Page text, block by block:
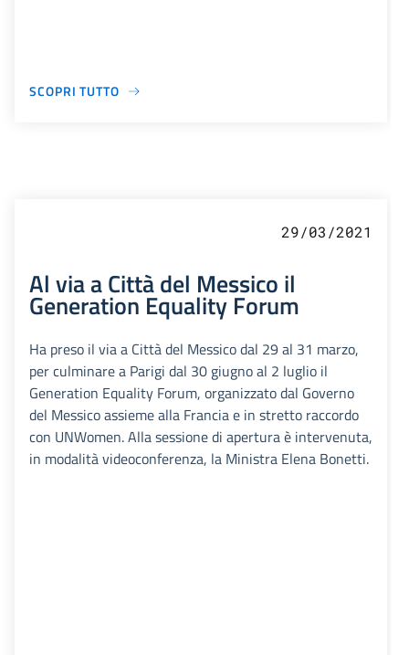
SCOPRI TUTTO
29/03/2021
Al via a Città del Messico il
Generation Equality Forum
Ha preso il via a Città del Messico dal 29 al 31 marzo,
per culminare a Parigi dal 30 giugno al 2 luglio il
Generation Equality Forum, organizzato dal Governo
del Messico assieme alla Francia e in stretto raccordo
con UNWomen. Alla sessione di apertura è intervenuta,
in modalità videoconferenza, la Ministra Elena Bonetti.